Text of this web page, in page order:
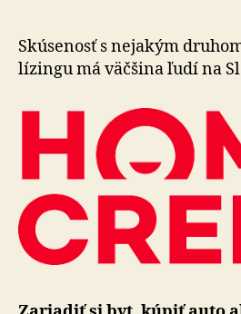
Skúsenosť s nejakým
lízingu má väčšina ľudí na